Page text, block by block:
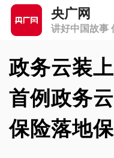
央广网
讲好中国故事
政务云装
首例政务
保险落地